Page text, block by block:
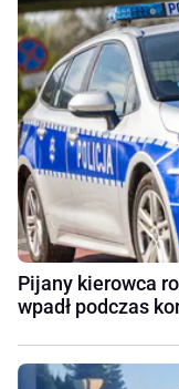
Pijany kierowca
wpadł podczas